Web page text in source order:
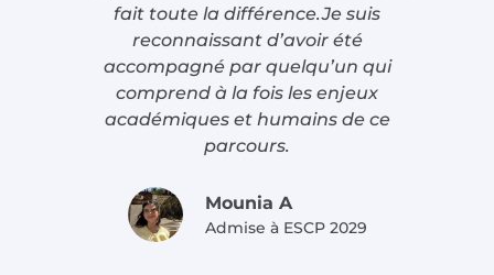
fait toute la différence.Je suis
reconnaissant d’avoir été
accompagné par quelqu’un qui
comprend à la fois les enjeux
académiques et humains de ce
parcours.
Mounia A​
Admise à ESCP 2029